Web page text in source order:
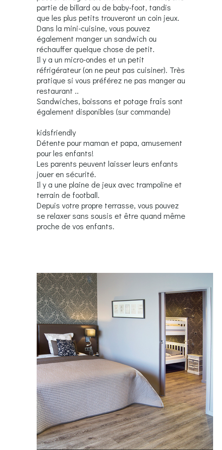
partie de billard ou de baby-foot, tandis
que les plus petits trouveront un coin jeux.
Dans la mini-cuisine, vous pouvez
également manger un sandwich ou
réchauffer quelque chose de petit.
Il y a un micro-ondes et un petit
réfrigérateur (on ne peut pas cuisiner). Très
pratique si vous préférez ne pas manger au
restaurant ..
Sandwiches, boissons et potage fraîs sont
également disponibles (sur commande)
kidsfriendly
Détente pour maman et papa, amusement
pour les enfants!
Les parents peuvent laisser leurs enfants
jouer en sécurité.
Il y a une plaine de jeux avec trampoline et
terrain de football.
Depuis votre propre terrasse, vous pouvez
se relaxer sans sousis et être quand même
proche de vos enfants.